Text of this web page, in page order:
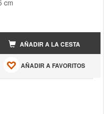
cm
AÑADIR A LA CESTA
AÑADIR A FAVORITOS